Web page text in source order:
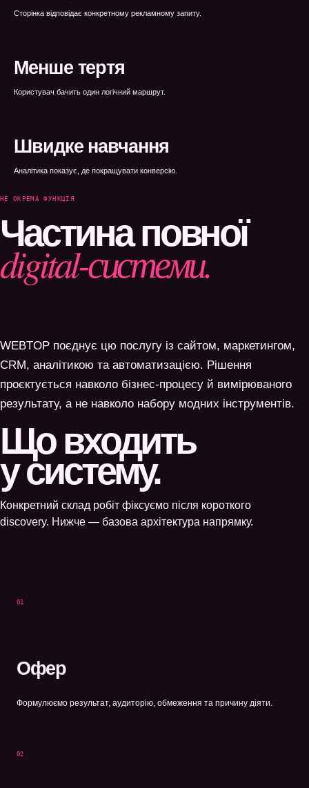
Сторінка відповідає конкретному рекламному запиту.
Менше тертя
Користувач бачить один логічний маршрут.
Швидке навчання
Аналітика показує, де покращувати конверсію.
НЕ ОКРЕМА ФУНКЦІЯ
Частина повної
digital-системи.
WEBTOP поєднує цю послугу із сайтом, маркетингом,
CRM, аналітикою та автоматизацією. Рішення
проєктується навколо бізнес-процесу й вимірюваного
результату, а не навколо набору модних інструментів.
Що входить
у систему.
Конкретний склад робіт фіксуємо після короткого
discovery. Нижче — базова архітектура напрямку.
01
Офер
Формулюємо результат, аудиторію, обмеження та причину діяти.
02